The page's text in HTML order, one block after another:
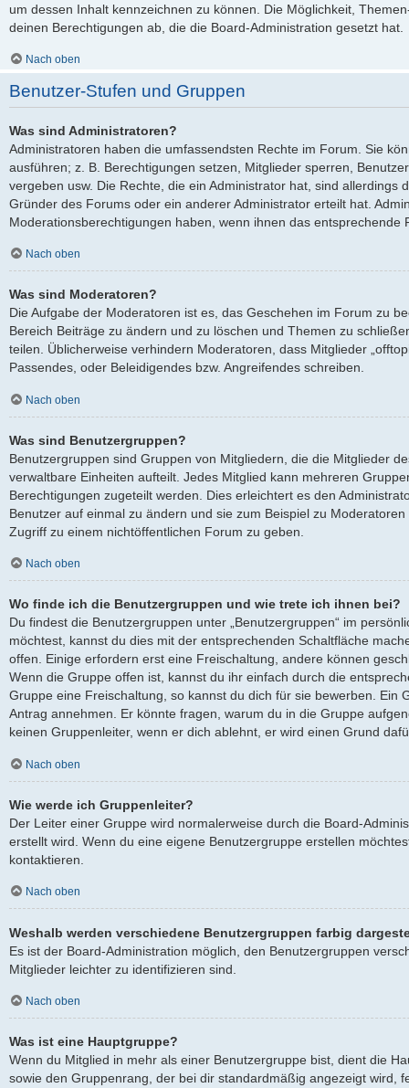
um dessen Inhalt kennzeichnen zu können. Die Möglichkeit,
deinen Berechtigungen ab, die die Board-Administration gesetzt hat.
Nach oben
Benutzer-Stufen und Gruppen
Was sind Administratoren?
Administratoren haben die umfassendsten Rechte im Forum. Sie
ausführen; z. B. Berechtigungen setzen, Mitglieder sperren,
vergeben usw. Die Rechte, die ein Administrator hat, sind allerdings
Gründer des Forums oder ein anderer Administrator erteilt hat.
Moderationsberechtigungen haben, wenn ihnen das entsprechende
Nach oben
Was sind Moderatoren?
Die Aufgabe der Moderatoren ist es, das Geschehen im Forum zu
Bereich Beiträge zu ändern und zu löschen und Themen zu
teilen. Üblicherweise verhindern Moderatoren, dass Mitglieder
Passendes, oder Beleidigendes bzw. Angreifendes schreiben.
Nach oben
Was sind Benutzergruppen?
Benutzergruppen sind Gruppen von Mitgliedern, die die Mitglieder
verwaltbare Einheiten aufteilt. Jedes Mitglied kann mehreren
Berechtigungen zugeteilt werden. Dies erleichtert es den
Benutzer auf einmal zu ändern und sie zum Beispiel zu
Zugriff zu einem nichtöffentlichen Forum zu geben.
Nach oben
Wo finde ich die Benutzergruppen und wie trete ich ihnen bei?
Du findest die Benutzergruppen unter „Benutzergruppen“ im
möchtest, kannst du dies mit der entsprechenden Schaltfläche
offen. Einige erfordern erst eine Freischaltung, andere können
Wenn die Gruppe offen ist, kannst du ihr einfach durch die
Gruppe eine Freischaltung, so kannst du dich für sie bewerben. Ein
Antrag annehmen. Er könnte fragen, warum du in die Gruppe
keinen Gruppenleiter, wenn er dich ablehnt, er wird einen Grund
Nach oben
Wie werde ich Gruppenleiter?
Der Leiter einer Gruppe wird normalerweise durch die Board-
erstellt wird. Wenn du eine eigene Benutzergruppe erstellen
kontaktieren.
Nach oben
Weshalb werden verschiedene Benutzergruppen farbig
Es ist der Board-Administration möglich, den Benutzergruppen
Mitglieder leichter zu identifizieren sind.
Nach oben
Was ist eine Hauptgruppe?
Wenn du Mitglied in mehr als einer Benutzergruppe bist, dient die
sowie den Gruppenrang, der bei dir standardmäßig angezeigt wird,